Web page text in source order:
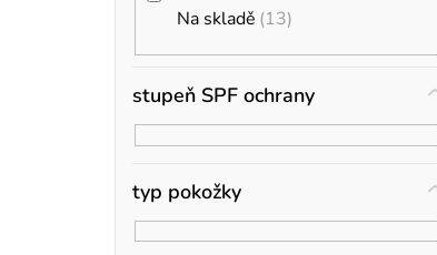
n
n
p
Na skladě 13
stupeň SPF ochrany
typ pokožky